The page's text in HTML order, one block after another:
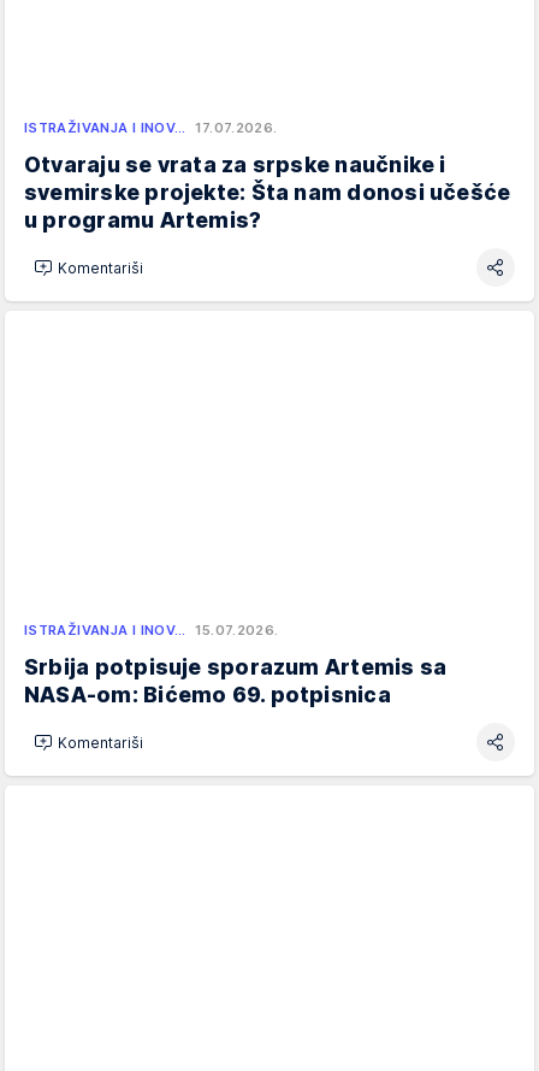
ISTRAŽIVANJA I INOV… 17.07.2026.
Otvaraju se vrata za srpske naučnike i
svemirske projekte: Šta nam donosi učešće
u programu Artemis?
Komentariši
ISTRAŽIVANJA I INOV… 15.07.2026.
Srbija potpisuje sporazum Artemis sa
NASA-om: Bićemo 69. potpisnica
Komentariši